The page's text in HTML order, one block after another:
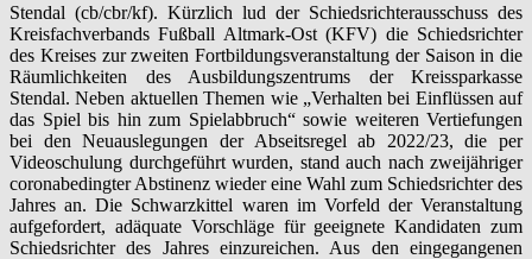
Stendal (cb/cbr/kf). Kürzlich lud der Schiedsrichterausschuss des
Kreisfachverbands Fußball Altmark-Ost (KFV) die Schiedsrichter
des Kreises zur zweiten Fortbildungsveranstaltung der Saison in die
Räumlichkeiten des Ausbildungszentrums der Kreissparkasse
Stendal. Neben aktuellen Themen wie „Verhalten bei Einflüssen auf
das Spiel bis hin zum Spielabbruch“ sowie weiteren Vertiefungen
bei den Neuauslegungen der Abseitsregel ab 2022/23, die per
Videoschulung durchgeführt wurden, stand auch nach zweijähriger
coronabedingter Abstinenz wieder eine Wahl zum Schiedsrichter des
Jahres an. Die Schwarzkittel waren im Vorfeld der Veranstaltung
aufgefordert, adäquate Vorschläge für geeignete Kandidaten zum
Schiedsrichter des Jahres einzureichen. Aus den eingegangenen